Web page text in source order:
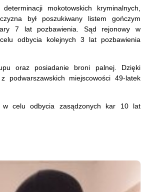
mokotowskich kryminalnych,
był poszukiwany listem gończym
7 lat pozbawienia. Sąd rejonowy w
odbycia kolejnych 3 lat pozbawienia
oraz posiadanie broni palnej. Dzięki
podwarszawskich miejscowości 49-latek
w celu odbycia zasądzonych kar 10 lat